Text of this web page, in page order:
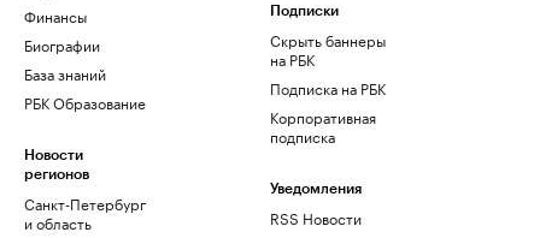
Финансы
Биографии
База знаний
РБК Образование
Новости
регионов
Санкт-Петербург
и область
Подписки
Скрыть баннеры
на РБК
Подписка на РБК
Корпоративная
подписка
Уведомления
RSS Новости